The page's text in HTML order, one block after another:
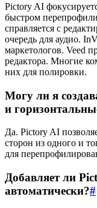
Pictory AI
быстром
справляется с
очередь для аудио.
маркетологов. Veed
редактора. Многие
них для полировки.
Могу ли я
и
Да. Pictory AI
сторон из одного и
для
Добавляет ли
автоматически?#